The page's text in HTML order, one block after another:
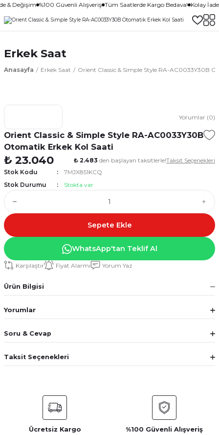
& Değişim %100 Güvenli Alışveriş Tüm Saatlerde Kargo Bedava! Kolay
Erkek Saat
Anasayfa Erkek Saat Orient Classic & Simple Style RA-AC0033Y30B
Yorumlar (0)
Orient Classic & Simple Style RA-AC0033Y30B
Otomatik Erkek Kol Saati
₺ 23.040 ₺ 2.483 den başlayan taksitlerle!Taksit Seçenekleri
Stok Kodu
7MJX851KCQ
Stok Durumu
Stokta var
Sepete Ekle
WhatsApp'tan Teklif Al
Karşılaştır Fiyat Alarmı Yorum Yaz
Ürün Bilgisi
Yorumlar
Soru & Cevap
Taksit Seçenekleri
Ücretsiz Kargo
%100 Güvenli Alışveriş